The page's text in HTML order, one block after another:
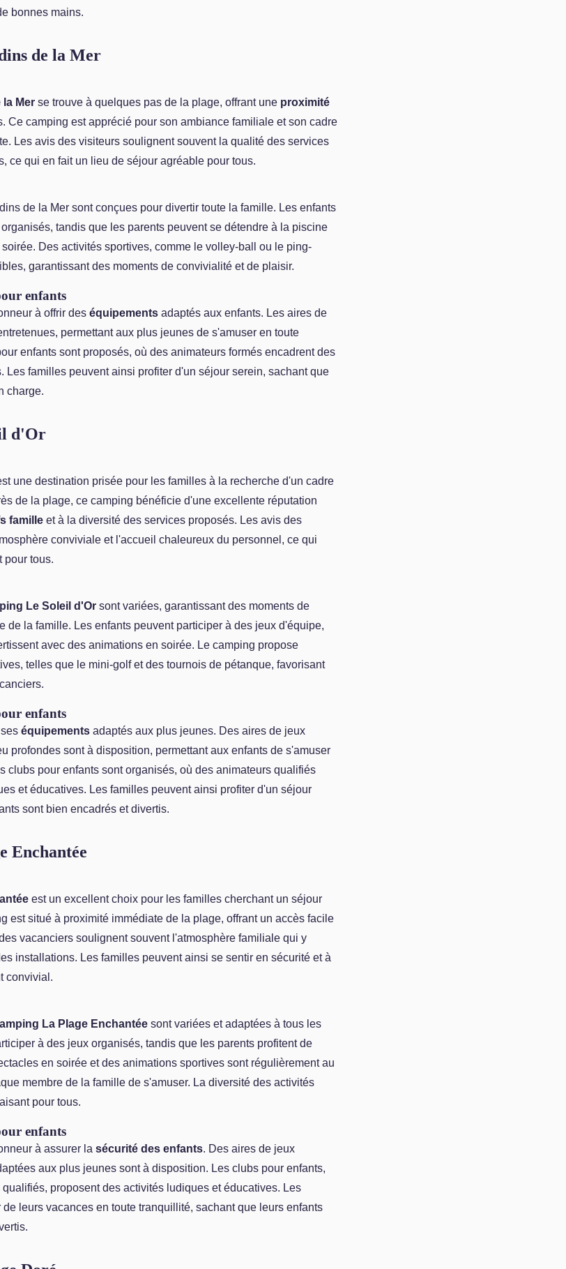
bonnes mains.
de la Mer
Mer se trouve à quelques pas de la plage, offrant une proximité
Ce camping est apprécié pour son ambiance familiale et son cadre
Les avis des visiteurs soulignent souvent la qualité des services
ce qui en fait un lieu de séjour agréable pour tous.
de la Mer sont conçues pour divertir toute la famille. Les enfants
tandis que les parents peuvent se détendre à la piscine
Des activités sportives, comme le volley-ball ou le ping-
garantissant des moments de convivialité et de plaisir.
enfants
à offrir des équipements adaptés aux enfants. Les aires de
permettant aux plus jeunes de s'amuser en toute
enfants sont proposés, où des animateurs formés encadrent des
Les familles peuvent ainsi profiter d'un séjour serein, sachant que
charge.
d'Or
une destination prisée pour les familles à la recherche d'un cadre
de la plage, ce camping bénéficie d'une excellente réputation
famille et à la diversité des services proposés. Les avis des
conviviale et l'accueil chaleureux du personnel, ce qui
pour tous.
Le Soleil d'Or sont variées, garantissant des moments de
de la famille. Les enfants peuvent participer à des jeux d'équipe,
avec des animations en soirée. Le camping propose
telles que le mini-golf et des tournois de pétanque, favorisant
enfants
équipements adaptés aux plus jeunes. Des aires de jeux
profondes sont à disposition, permettant aux enfants de s'amuser
clubs pour enfants sont organisés, où des animateurs qualifiés
et éducatives. Les familles peuvent ainsi profiter d'un séjour
sont bien encadrés et divertis.
Enchantée
est un excellent choix pour les familles cherchant un séjour
est situé à proximité immédiate de la plage, offrant un accès facile
vacanciers soulignent souvent l'atmosphère familiale qui y
installations. Les familles peuvent ainsi se sentir en sécurité et à
convivial.
La Plage Enchantée sont variées et adaptées à tous les
à des jeux organisés, tandis que les parents profitent de
en soirée et des animations sportives sont régulièrement au
membre de la famille de s'amuser. La diversité des activités
pour tous.
enfants
à assurer la sécurité des enfants. Des aires de jeux
aux plus jeunes sont à disposition. Les clubs pour enfants,
proposent des activités ludiques et éducatives. Les
leurs vacances en toute tranquillité, sachant que leurs enfants